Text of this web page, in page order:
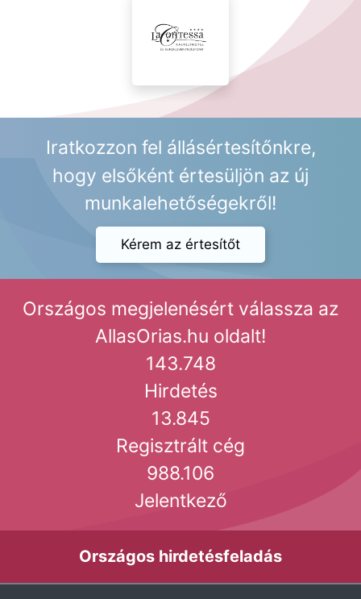
Iratkozzon fel állásértesítőnkre,
hogy elsőként értesüljön az új
munkalehetőségekről!
Kérem az értesítőt
Országos megjelenésért válassza az
AllasOrias.hu oldalt!
143.748
Hirdetés
13.845
Regisztrált cég
988.106
Jelentkező
Országos hirdetésfeladás